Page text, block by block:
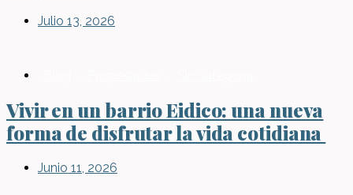
Julio 13, 2026
Vivir en un barrio Eidico: una nueva
forma de disfrutar la vida cotidiana
Junio 11, 2026